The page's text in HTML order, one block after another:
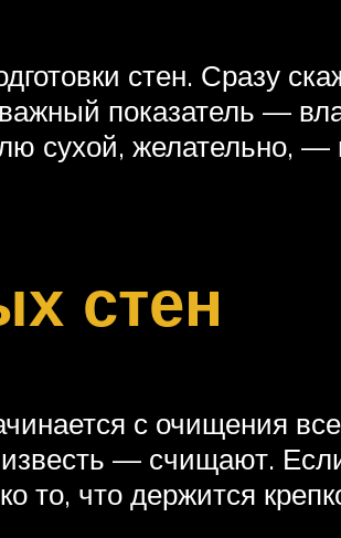
стен. Сразу
показатель —
сухой, желательно, —
стен
с очищения
— счищают.
то, что держится